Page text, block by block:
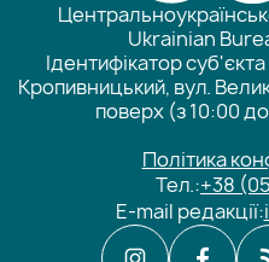
Ukrainian
Ідентифікатор
Кропивницький, вул.
поверх (з 10:00
Політика
Тел.:+38
E-mail редакції: